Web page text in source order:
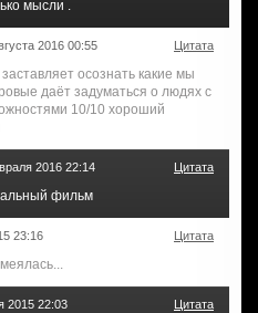
мысли .
2016 00:55 Цитата
осознать какие мы
даёт задуматься о людях с
10/10 хороший
2016 22:14 Цитата
фильм
23:16 Цитата
2015 22:03 Цитата